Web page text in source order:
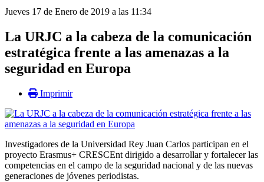
Jueves 17 de Enero de 2019 a las 11:34
La URJC a la cabeza de la comunicación
estratégica frente a las amenazas a la
seguridad en Europa
Imprimir
Investigadores de la Universidad Rey Juan Carlos participan en el
proyecto Erasmus+ CRESCEnt dirigido a desarrollar y fortalecer las
competencias en el campo de la seguridad nacional y de las nuevas
generaciones de jóvenes periodistas.